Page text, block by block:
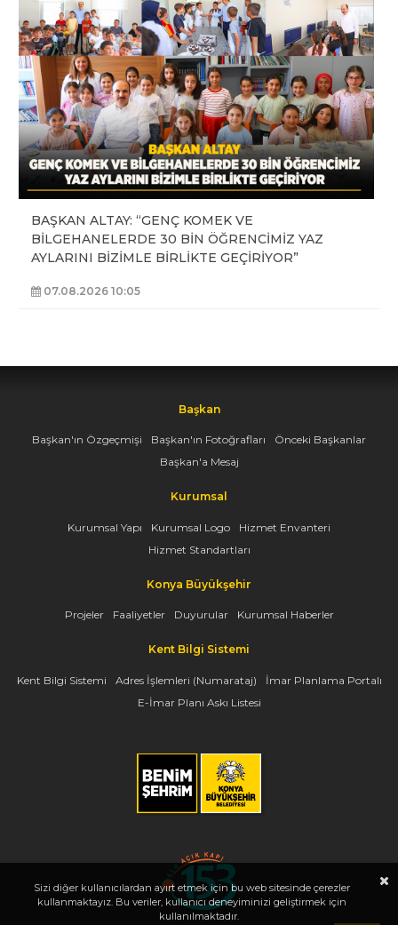
BAŞKAN ALTAY: “GENÇ KOMEK VE
BİLGEHANELERDE 30 BİN ÖĞRENCİMİZ YAZ
AYLARINI BİZİMLE BİRLİKTE GEÇİRİYOR”
07.08.2026 10:05
Başkan
Başkan'ın Özgeçmişi Başkan'ın Fotoğrafları
Önceki Başkanlar
Başkan'a Mesaj
Kurumsal
Kurumsal Yapı Kurumsal Logo
Hizmet Envanteri
Hizmet Standartları
Konya Büyükşehir
Projeler Faaliyetler Duyurular Kurumsal Haberler
Kent Bilgi Sistemi
Kent Bilgi Sistemi Adres İşlemleri (Numarataj)
İmar Planlama Portalı
E-İmar Planı Askı Listesi
Sizi diğer kullanıcılardan ayırt etmek için bu web sitesinde çerezler
kullanmaktayız. Bu veriler, kullanıcı deneyiminizi geliştirmek için
kullanılmaktadır.